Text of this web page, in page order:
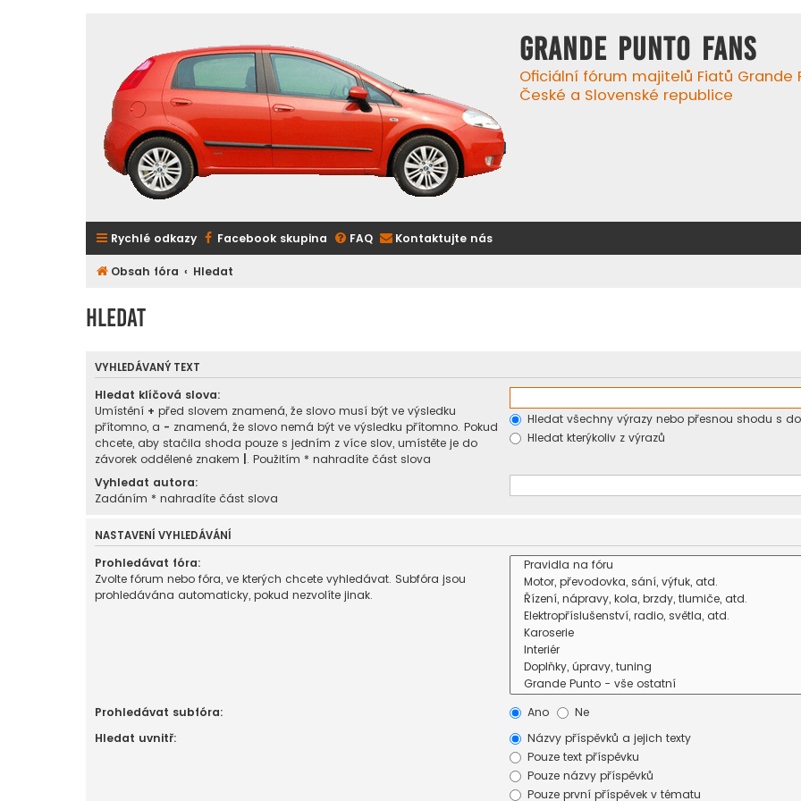
GRANDE PUNTO FANS
Oficiální fórum majitelů Fiatů Grande
České a Slovenské republice
Rychlé odkazy Facebook skupina FAQ Kontaktujte nás
Obsah fóra Hledat
Hledat
VYHLEDÁVANÝ TEXT
Hledat klíčová slova:
Umístění + před slovem znamená, že slovo musí být ve výsledku
přítomno, a - znamená, že slovo nemá být ve výsledku přítomno. Pokud
chcete, aby stačila shoda pouze s jedním z více slov, umístěte je do
závorek oddělené znakem . Použitím * nahradíte část slova
Hledat všechny výrazy nebo přesnou shodu s
Hledat kterýkoliv z výrazů
Vyhledat autora:
Zadáním * nahradíte část slova
NASTAVENÍ VYHLEDÁVÁNÍ
Prohledávat fóra:
Zvolte fórum nebo fóra, ve kterých chcete vyhledávat. Subfóra jsou
prohledávána automaticky, pokud nezvolíte jinak.
Prohledávat subfóra: Ano
Ne
Hledat uvnitř:
Názvy příspěvků a jejich texty
Pouze text příspěvku
Pouze názvy příspěvků
Pouze první příspěvek v tématu